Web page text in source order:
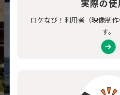
実際の使
ロケなび！利用者（映像制
す。